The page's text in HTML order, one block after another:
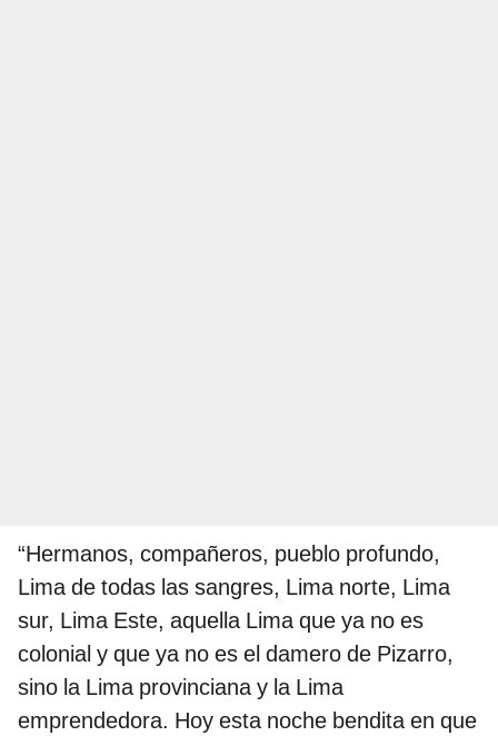
“Hermanos, compañeros, pueblo profundo,
Lima de todas las sangres, Lima norte, Lima
sur, Lima Este, aquella Lima que ya no es
colonial y que ya no es el damero de Pizarro,
sino la Lima provinciana y la Lima
emprendedora. Hoy esta noche bendita en que